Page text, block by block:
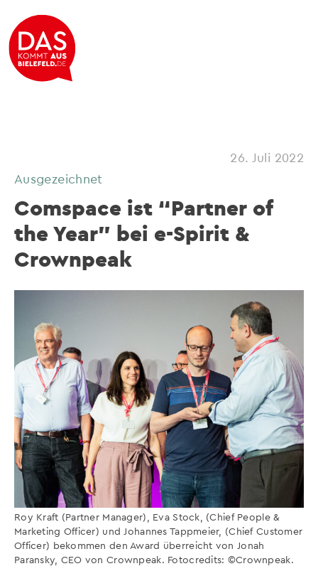
26. Juli 2022
Ausgezeichnet
Comspace ist “Partner of
the Year” bei e-Spirit &
Crownpeak
Roy Kraft (Partner Manager), Eva Stock, (Chief People &
Marketing Officer) und Johannes Tappmeier, (Chief Customer
Officer) bekommen den Award überreicht von Jonah
Paransky, CEO von Crownpeak. Fotocredits: ©Crownpeak.